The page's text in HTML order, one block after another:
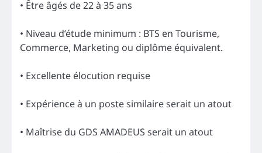
• Être âgés de 22 à 35 ans
• Niveau d’étude minimum : BTS en Tourisme,
Commerce, Marketing ou diplôme équivalent.
• Excellente élocution requise
• Expérience à un poste similaire serait un atout
• Maîtrise du GDS AMADEUS serait un atout